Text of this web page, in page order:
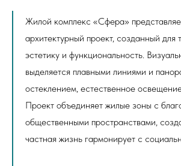
Жилой комплекс «Сфера»
архитектурный проект, созданный для
эстетику и функциональность.
выделяется плавными линиями и
остеклением, естественное
Проект объединяет жилые зоны с
общественными пространствами,
частная жизнь гармонирует с